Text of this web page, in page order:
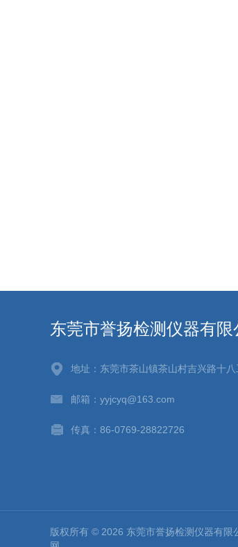
东莞市誉扬检测仪器有限
地址：东莞市茶山镇茶山村吉兴路十八
邮箱：yyjcyq@163.com
传真：86-0769-28822726
版权所有 © 2026 东莞市誉扬检测仪器有